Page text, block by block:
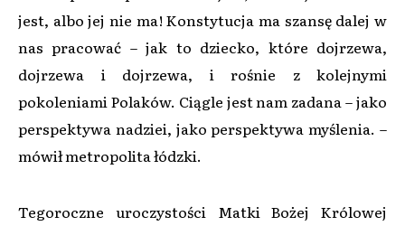
jest, albo jej nie ma! Konstytucja ma szansę dalej w
nas pracować – jak to dziecko, które dojrzewa,
dojrzewa i dojrzewa, i rośnie z kolejnymi
pokoleniami Polaków. Ciągle jest nam zadana – jako
perspektywa nadziei, jako perspektywa myślenia. –
mówił metropolita łódzki.
Tegoroczne uroczystości Matki Bożej Królowej